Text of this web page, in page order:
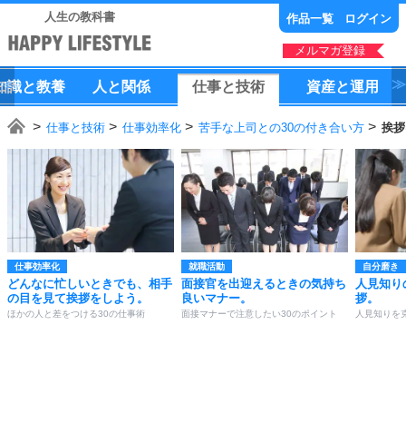
人生の教科書 作品一覧 ログイン
メルマガ登録
識と教養 人 と 関係 仕事と技術 資産と運用
仕事と技術 仕事効率化 苦手な上司との30の付き合い方 挨
仕事効率化
どんなに忙しいときでも、相手
の目を見て挨拶をしよう。
ほかの人と差をつける30の仕事術
就職活動
面接官を出迎えるときの気持ち
良いマナー。
面接マナーで注意したい30のポイント
自分磨き
人見知
拶。
人見知りを